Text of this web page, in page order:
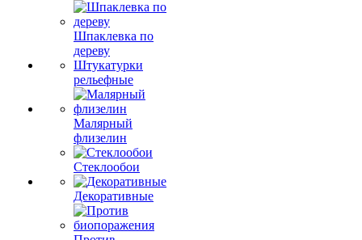
Шпаклевка по
дереву
Штукатурки
рельефные
Малярный
флизелин
Стеклообои
Декоративные